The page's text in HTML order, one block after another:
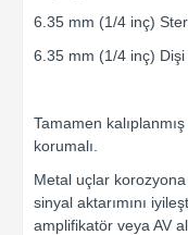
6.35 mm (1/4 inç)
6.35 mm (1/4 inç) Dişi
Tamamen
korumalı.
Metal uçlar korozyona
sinyal aktarımını
amplifikatör veya AV